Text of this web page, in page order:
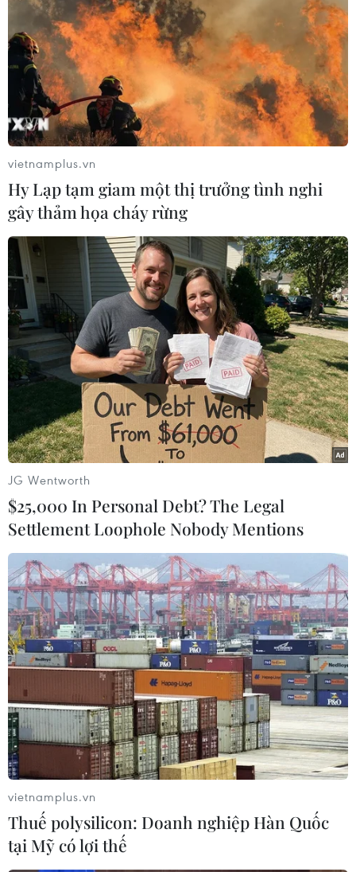
bắt đầu nhóm họp tại Pháp liên
quan đến các vấn đề như cuộc
xung đột Nga-Ukraine, xung đột
Trung Đông, an ninh năng lượng,
thương mại quốc tế và công
nghệ.
#Hội nghị thượng đỉnh Nhóm G7
#xung đột Nga-Ukraine
#thỏa thuận Mỹ-Iran
Theo dõi VietnamPlus
CĂNG THẲNG NGA-UKRAINE
Liên hợp quốc kêu gọi chấm dứt tấn công dân
thường trong xung đột Nga-Ukraine
Nga thông báo tấn công căn cứ ngầm
của Ukraine
NATO ưu tiên đẩy nhanh chuyển giao hệ thống
phòng không cho Ukraine
Liên hợp quốc: Xung đột Ukraine trải qua tháng
vietnamplus.vn
Hy Lạp tạm giam một thị trưởng tình nghi
gây thảm họa cháy rừng
JG Wentworth
$25,000 In Personal Debt? The Legal
Settlement Loophole Nobody Mentions
vietnamplus.vn
Thuế polysilicon: Doanh nghiệp Hàn Quốc
tại Mỹ có lợi thế